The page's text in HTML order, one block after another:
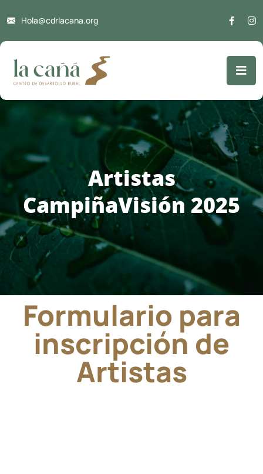
Hola@cdrlacana.org
Artistas
CampiñaVisión 2025
Formulario para
inscripción de
Artistas